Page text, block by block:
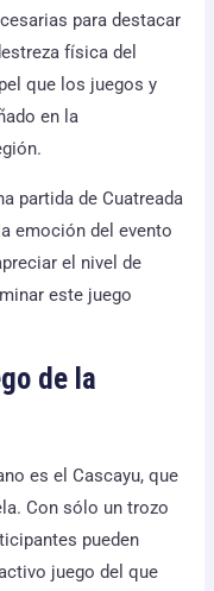
para destacar
física del
que los juegos y
en la
partida de Cuatreada
emoción del evento
el nivel de
este juego
de la
es el Cascayu, que
Con sólo un trozo
pueden
juego del que